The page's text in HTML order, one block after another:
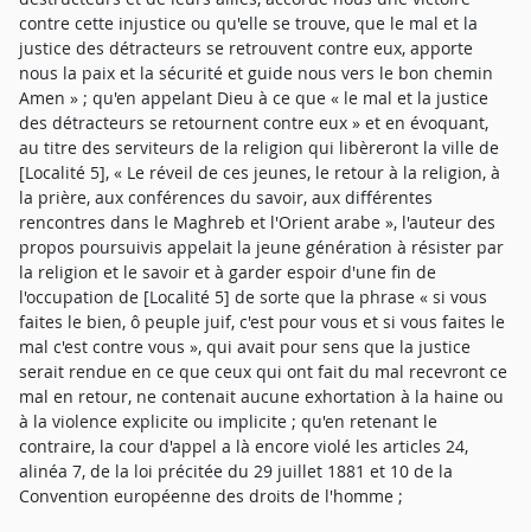
contre cette injustice ou qu'elle se trouve, que le mal et la
justice des détracteurs se retrouvent contre eux, apporte
nous la paix et la sécurité et guide nous vers le bon chemin
Amen » ; qu'en appelant Dieu à ce que « le mal et la justice
des détracteurs se retournent contre eux » et en évoquant,
au titre des serviteurs de la religion qui libèreront la ville de
[Localité 5], « Le réveil de ces jeunes, le retour à la religion, à
la prière, aux conférences du savoir, aux différentes
rencontres dans le Maghreb et l'Orient arabe », l'auteur des
propos poursuivis appelait la jeune génération à résister par
la religion et le savoir et à garder espoir d'une fin de
l'occupation de [Localité 5] de sorte que la phrase « si vous
faites le bien, ô peuple juif, c'est pour vous et si vous faites le
mal c'est contre vous », qui avait pour sens que la justice
serait rendue en ce que ceux qui ont fait du mal recevront ce
mal en retour, ne contenait aucune exhortation à la haine ou
à la violence explicite ou implicite ; qu'en retenant le
contraire, la cour d'appel a là encore violé les articles 24,
alinéa 7, de la loi précitée du 29 juillet 1881 et 10 de la
Convention européenne des droits de l'homme ;